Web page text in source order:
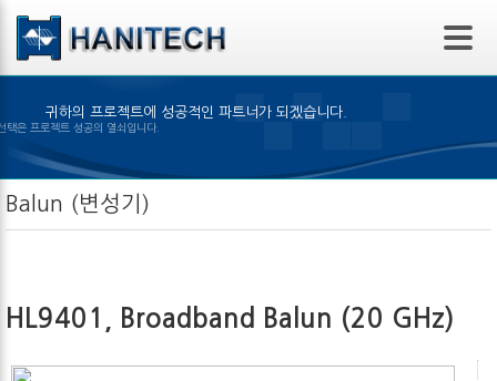
본문 바로가기
귀하의 프로젝트에 성공적인 파트너가 되겠습니다.
알맞은 제품의 선택은 프로젝트 성공의 열쇠입니다.
Balun (변성기)
HL9401, Broadband Balun (20 GHz)